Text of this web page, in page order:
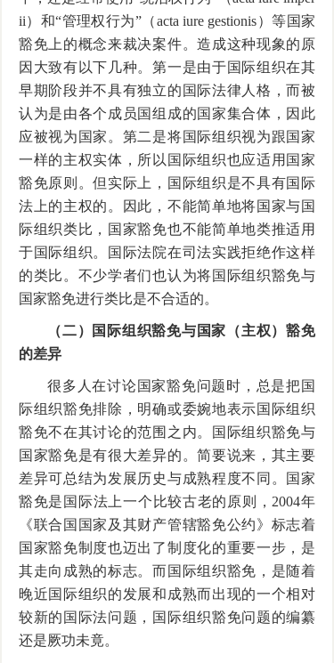
ii）和“管理权行为”（acta iure gestionis）等国家
豁免上的概念来裁决案件。造成这种现象的原
因大致有以下几种。第一是由于国际组织在其
早期阶段并不具有独立的国际法律人格，而被
认为是由各个成员国组成的国家集合体，因此
应被视为国家。第二是将国际组织视为跟国家
一样的主权实体，所以国际组织也应适用国家
豁免原则。但实际上，国际组织是不具有国际
法上的主权的。因此，不能简单地将国家与国
际组织类比，国家豁免也不能简单地类推适用
于国际组织。国际法院在司法实践拒绝作这样
的类比。不少学者们也认为将国际组织豁免与
国家豁免进行类比是不合适的。
（二）国际组织豁免与国家（主权）豁免
的差异
很多人在讨论国家豁免问题时，总是把国
际组织豁免排除，明确或委婉地表示国际组织
豁免不在其讨论的范围之内。国际组织豁免与
国家豁免是有很大差异的。简要说来，其主要
差异可总结为发展历史与成熟程度不同。国家
豁免是国际法上一个比较古老的原则，2004年
《联合国国家及其财产管辖豁免公约》标志着
国家豁免制度也迈出了制度化的重要一步，是
其走向成熟的标志。而国际组织豁免，是随着
晚近国际组织的发展和成熟而出现的一个相对
较新的国际法问题，国际组织豁免问题的编纂
还是厥功未竟。